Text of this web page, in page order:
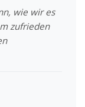
wie wir es
zufrieden